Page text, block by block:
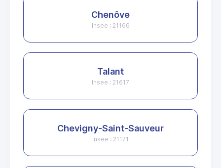
Chenôve
Insee : 21166
Talant
Insee : 21617
Chevigny-Saint-Sauveur
Insee : 21171